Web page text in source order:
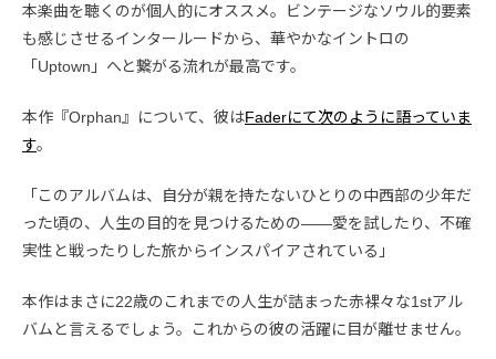
本楽曲を聴くのが個人的にオススメ。ビンテージなソウル的要素
も感じさせるインタールードから、華やかなイントロの
「Uptown」へと繋がる流れが最高です。
本作『Orphan』について、彼はFaderにて次のように語っていま
す。
「このアルバムは、自分が親を持たないひとりの中西部の少年だ
った頃の、人生の目的を見つけるための――愛を試したり、不確
実性と戦ったりした旅からインスパイアされている」
本作はまさに22歳のこれまでの人生が詰まった赤裸々な1stアル
バムと言えるでしょう。これからの彼の活躍に目が離せません。